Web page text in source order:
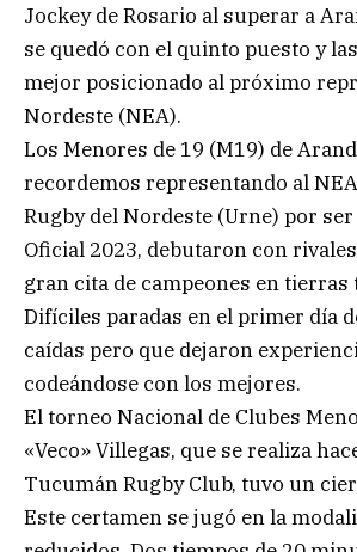
Jockey de Rosario al superar a
se quedó con el quinto puesto y
mejor posicionado al próximo
Nordeste (NEA).
Los Menores de 19 (M19) de
recordemos representando al
Rugby del Nordeste (Urne) por
Oficial 2023, debutaron con
gran cita de campeones en tierras
Difíciles paradas en el primer día
caídas pero que dejaron
codeándose con los mejores.
El torneo Nacional de Clubes
«Veco» Villegas, que se realiza
Tucumán Rugby Club, tuvo un
Este certamen se jugó en la